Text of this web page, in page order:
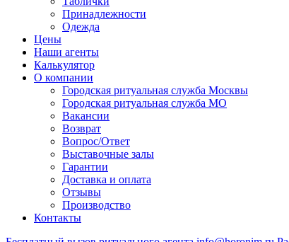
Принадлежности
Одежда
Цены
Наши агенты
Калькулятор
О компании
Городская ритуальная служба Москвы
Городская ритуальная служба МО
Вакансии
Возврат
Вопрос/Ответ
Выставочные залы
Гарантии
Доставка и оплата
Отзывы
Производство
Контакты